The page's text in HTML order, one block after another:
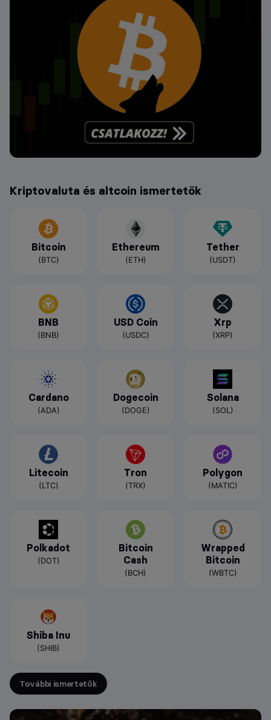
Kriptovaluta és altcoin ismertetők
Bitcoin
(BTC)
Ethereum
(ETH)
Tether
(USDT)
BNB
(BNB)
USD Coin
(USDC)
Xrp
(XRP)
Cardano
(ADA)
Dogecoin
(DOGE)
Solana
(SOL)
Litecoin
(LTC)
Tron
(TRX)
Polygon
(MATIC)
Polkadot
(DOT)
Bitcoin
Cash
(BCH)
Wrapped
Bitcoin
(WBTC)
Shiba Inu
(SHIB)
További ismertetők